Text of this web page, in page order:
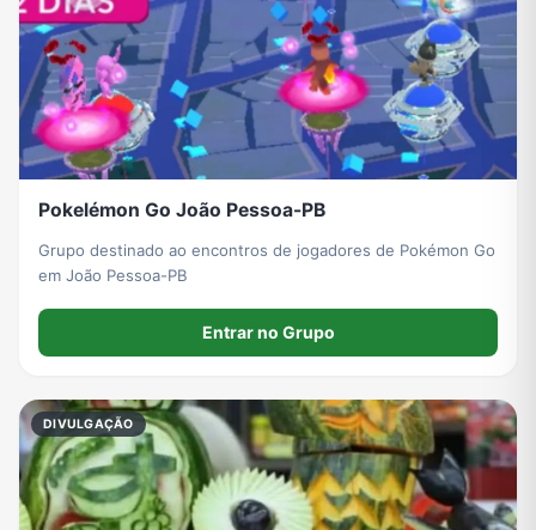
Pokelémon Go João Pessoa-PB
Grupo destinado ao encontros de jogadores de Pokémon Go
em João Pessoa-PB
Entrar no Grupo
DIVULGAÇÃO